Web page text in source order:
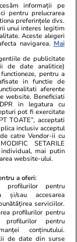
de muncă
Libertatea
25.09.2025.
informații pe
pentru prelucrarea
preferințele dvs.
unui interes legitim
Aceste alegeri
navigarea. Mai
de publicitate
de date analitice)
pentru a
in functie de
aferente
website. Beneficiati
in legatura cu
pot fi exercitate
TOATE”, acceptati
inclusiv acceptul
catre Vendor-ii cu
SETARILE
mai putin
website-ului.
a oferi:
profilurilor pentru
și/sau accesarea
serviciilor.
profilurilor pentru
profilurilor pentru
conținutului.
de date din surse